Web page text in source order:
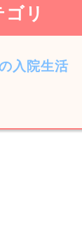
リ
入院生活